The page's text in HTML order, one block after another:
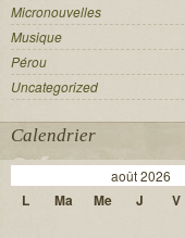
Micronouvelles
Musique
Pérou
Uncategorized
Calendrier
août 2026
L Ma Me J V